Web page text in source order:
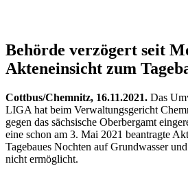
Behörde verzögert seit
Akteneinsicht zum
Cottbus/Chemnitz, 16.11.2021. Das
LIGA hat beim Verwaltungsgericht
gegen das sächsische Oberbergamt
eine schon am 3. Mai 2021 beantragte
Tagebaues Nochten auf Grundwasser
nicht ermöglicht.